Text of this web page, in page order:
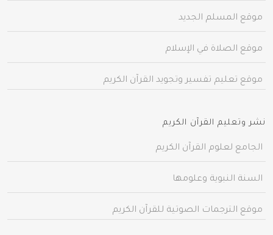
موقع المسلم الجديد
موقع الصلاة في الإسلام
موقع تعليم تفسير وتجويد القرآن الكريم
نشر وتعليم القرآن الكريم
الجامع لعلوم القرآن الكريم
السنة النبوية وعلومها
موقع الترجمات الصوتية للقرآن الكريم